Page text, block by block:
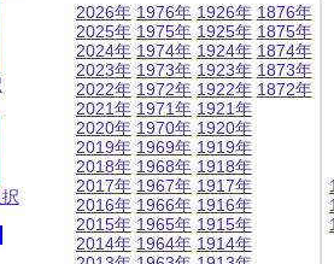
2026年
2025年
2024年
2023年
2022年
2021年
2020年
2019年
2018年
2017年
2016年
2015年
2014年
1976年
1975年
1974年
1973年
1972年
1971年
1970年
1969年
1968年
1967年
1966年
1965年
1964年
1926年
1925年
1924年
1923年
1922年
1921年
1920年
1919年
1918年
1917年
1916年
1915年
1914年
1876年
1875年
1874年
1873年
1872年